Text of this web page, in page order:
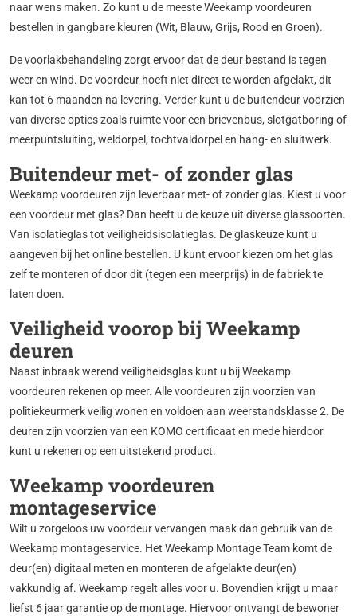
naar wens maken. Zo kunt u de meeste Weekamp voordeuren
bestellen in gangbare kleuren (Wit, Blauw, Grijs, Rood en Groen).
De voorlakbehandeling zorgt ervoor dat de deur bestand is tegen
weer en wind. De voordeur hoeft niet direct te worden afgelakt, dit
kan tot 6 maanden na levering. Verder kunt u de buitendeur voorzien
van diverse opties zoals ruimte voor een brievenbus, slotgatboring of
meerpuntsluiting, weldorpel, tochtvaldorpel en hang- en sluitwerk.
Buitendeur met- of zonder glas
Weekamp voordeuren zijn leverbaar met- of zonder glas. Kiest u voor
een voordeur met glas? Dan heeft u de keuze uit diverse glassoorten.
Van isolatieglas tot veiligheidsisolatieglas. De glaskeuze kunt u
aangeven bij het online bestellen. U kunt ervoor kiezen om het glas
zelf te monteren of door dit (tegen een meerprijs) in de fabriek te
laten doen.
Veiligheid voorop bij Weekamp
deuren
Naast inbraak werend veiligheidsglas kunt u bij Weekamp
voordeuren rekenen op meer. Alle voordeuren zijn voorzien van
politiekeurmerk veilig wonen en voldoen aan weerstandsklasse 2. De
deuren zijn voorzien van een KOMO certificaat en mede hierdoor
kunt u rekenen op een uitstekend product.
Weekamp voordeuren
montageservice
Wilt u zorgeloos uw voordeur vervangen maak dan gebruik van de
Weekamp montageservice. Het Weekamp Montage Team komt de
deur(en) digitaal meten en monteren de afgelakte deur(en)
vakkundig af. Weekamp regelt alles voor u. Bovendien krijgt u maar
liefst 6 jaar garantie op de montage. Hiervoor ontvangt de bewoner